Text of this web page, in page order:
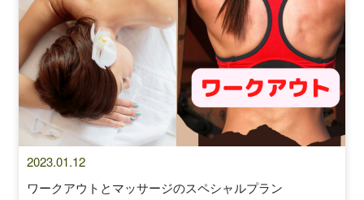
2023.01.12
ワークアウトとマッサージのスペシャルプラン